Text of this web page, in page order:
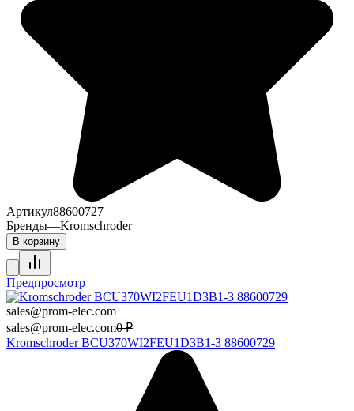
Артикул88600727
Бренды—Kromschroder
В корзину
Предпросмотр
sales@prom-elec.com
sales@prom-elec.com0 ₽
Kromschroder BCU370WI2FEU1D3B1-3 88600729